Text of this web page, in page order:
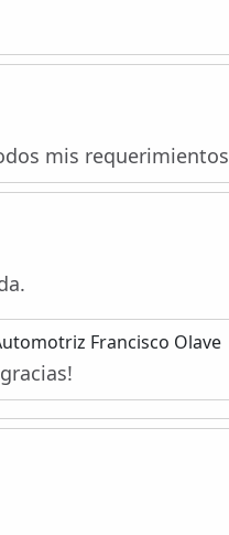
mis requerimientos
Francisco Olave